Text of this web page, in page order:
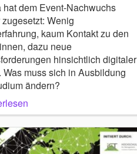
hat dem Event-Nachwuchs
Wenig
kaum Kontakt zu den
dazu neue
hinsichtlich digitaler
Was muss sich in Ausbildung
ändern?